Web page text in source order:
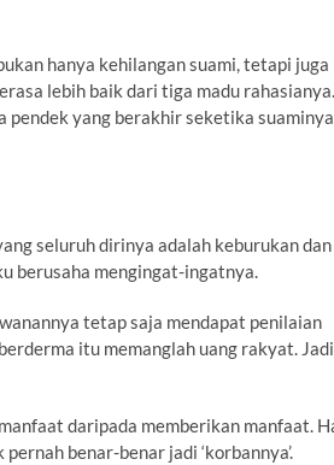
hanya kehilangan suami, tetapi juga
lebih baik dari tiga madu rahasianya.
pendek yang berakhir seketika suaminya
seluruh dirinya adalah keburukan dan
berusaha mengingat-ingatnya.
tetap saja mendapat penilaian
itu memanglah uang rakyat. Jadi
daripada memberikan manfaat.
benar-benar jadi ‘korbannya’.